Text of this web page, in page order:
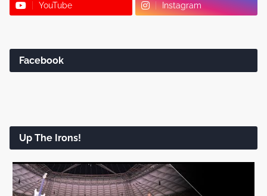
YouTube Instagram
Facebook
Up The Irons!